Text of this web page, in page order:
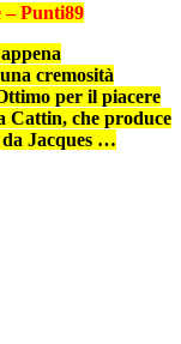
–Punti89
cremosità
per il piacere
Cattin, che produce
da Jacques …